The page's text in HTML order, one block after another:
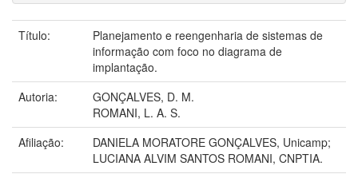
Título:
Planejamento e reengenharia de sistemas de
informação com foco no diagrama de
implantação.
Autoria:
GONÇALVES, D. M.
ROMANI, L. A. S.
Afiliação:
DANIELA MORATORE GONÇALVES, Unicamp;
LUCIANA ALVIM SANTOS ROMANI, CNPTIA.